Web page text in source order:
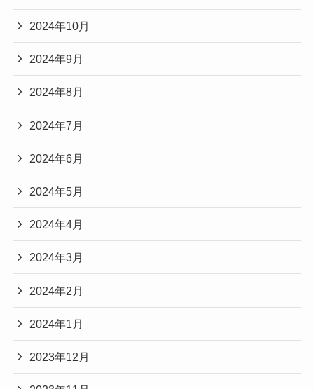
2024年10月
2024年9月
2024年8月
2024年7月
2024年6月
2024年5月
2024年4月
2024年3月
2024年2月
2024年1月
2023年12月